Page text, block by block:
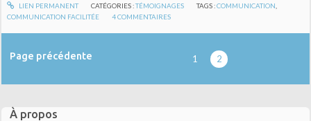
LIEN PERMANENT CATÉGORIES :TÉMOIGNAGES TAGS :COMMUNICATION
COMMUNICATION FACILITÉE
4COMMENTAIRES
Page précédente 1 2
À propos